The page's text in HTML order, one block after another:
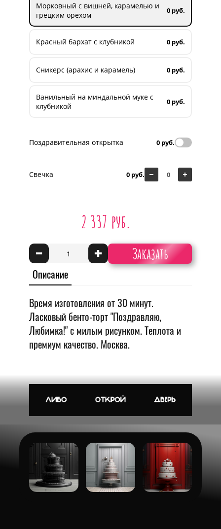
2 337 руб.
Заказать
- +
Морковный с вишней, карамелью и
грецким орехом
0 руб.
Красный бархат с клубникой 0 руб.
Сникерс (арахис и карамель) 0 руб.
Ванильный на миндальной муке с
клубникой
0 руб.
Поздравительная открытка 0 руб.
Свечка 0 руб.
Описание
Время изготовления от 30 минут.
Ласковый бенто-торт "Поздравляю,
Любимка!" с милым рисунком. Теплота и
премиум качество. Москва.